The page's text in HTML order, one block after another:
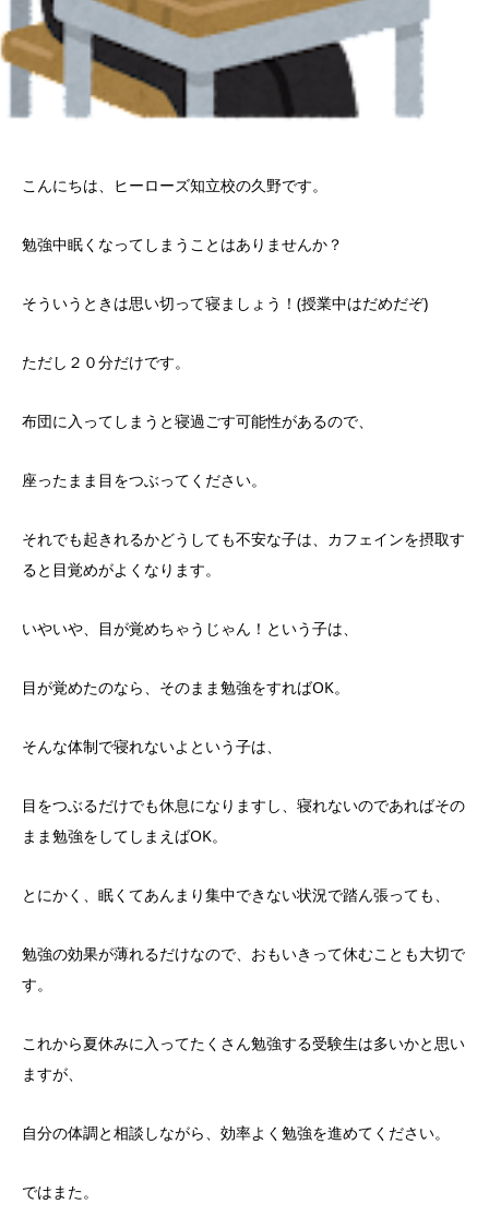
こんにちは、ヒーローズ知立校の久野です。
勉強中眠くなってしまうことはありませんか？
そういうときは思い切って寝ましょう！(授業中はだめだぞ)
ただし２０分だけです。
布団に入ってしまうと寝過ごす可能性があるので、
座ったまま目をつぶってください。
それでも起きれるかどうしても不安な子は、カフェインを摂取す
ると目覚めがよくなります。
いやいや、目が覚めちゃうじゃん！という子は、
目が覚めたのなら、そのまま勉強をすればOK。
そんな体制で寝れないよという子は、
目をつぶるだけでも休息になりますし、寝れないのであればその
まま勉強をしてしまえばOK。
とにかく、眠くてあんまり集中できない状況で踏ん張っても、
勉強の効果が薄れるだけなので、おもいきって休むことも大切で
す。
これから夏休みに入ってたくさん勉強する受験生は多いかと思い
ますが、
自分の体調と相談しながら、効率よく勉強を進めてください。
ではまた。